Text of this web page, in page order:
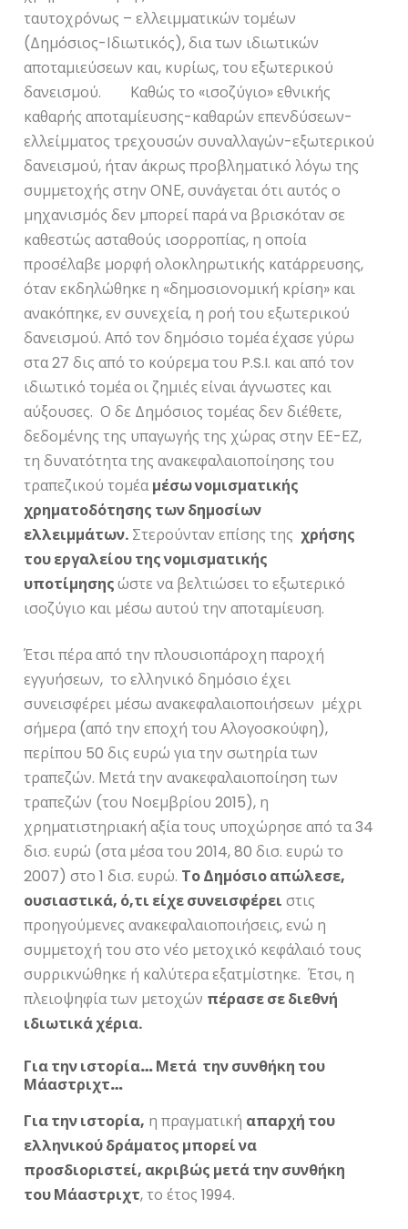
ταυτοχρόνως – ελλειμματικών τομέων
(Δημόσιος-Ιδιωτικός), δια των ιδιωτικών
αποταμιεύσεων και, κυρίως, του εξωτερικού
δανεισμού. Καθώς το «ισοζύγιο» εθνικής
καθαρής αποταμίευσης-καθαρών επενδύσεων-
ελλείμματος τρεχουσών συναλλαγών-εξωτερικού
δανεισμού, ήταν άκρως προβληματικό λόγω της
συμμετοχής στην ΟΝΕ, συνάγεται ότι αυτός ο
μηχανισμός δεν μπορεί παρά να βρισκόταν σε
καθεστώς ασταθούς ισορροπίας, η οποία
προσέλαβε μορφή ολοκληρωτικής κατάρρευσης,
όταν εκδηλώθηκε η «δημοσιονομική κρίση» και
ανακόπηκε, εν συνεχεία, η ροή του εξωτερικού
δανεισμού. Από τον δημόσιο τομέα έχασε γύρω
στα 27 δις από το κούρεμα του P.S.I. και από τον
ιδιωτικό τομέα οι ζημιές είναι άγνωστες και
αύξουσες. Ο δε Δημόσιος τομέας δεν διέθετε,
δεδομένης της υπαγωγής της χώρας στην ΕΕ-ΕΖ,
τη δυνατότητα της ανακεφαλαιοποίησης του
τραπεζικού τομέαμέσω νομισματικής
χρηματοδότησης των δημοσίων
ελλειμμάτων. Στερούνταν επίσης της χρήσης
του εργαλείου της νομισματικής
υποτίμησηςώστε να βελτιώσει το εξωτερικό
ισοζύγιο και μέσω αυτού την αποταμίευση.
Έτσι πέρα από την πλουσιοπάροχη παροχή
εγγυήσεων, το ελληνικό δημόσιο έχει
συνεισφέρει μέσω ανακεφαλαιοποιήσεων μέχρι
σήμερα (από την εποχή του Αλογοσκούφη),
περίπου 50 δις ευρώ για την σωτηρία των
τραπεζών. Μετά την ανακεφαλαιοποίηση των
τραπεζών (του Νοεμβρίου 2015), η
χρηματιστηριακή αξία τους υποχώρησε από τα 34
δισ. ευρώ (στα μέσα του 2014, 80 δισ. ευρώ το
2007) στο 1 δισ. ευρώ. Το Δημόσιο απώλεσε,
ουσιαστικά, ό,τι είχε συνεισφέρει στις
προηγούμενες ανακεφαλαιοποιήσεις, ενώ η
συμμετοχή του στο νέο μετοχικό κεφάλαιό τους
συρρικνώθηκε ή καλύτερα εξατμίστηκε. Έτσι, η
πλειοψηφία των μετοχών πέρασε σε διεθνή
ιδιωτικά χέρια.
Για την ιστορία… Μετά την συνθήκη του
Μάαστριχτ…
Για την ιστορία, η πραγματική απαρχή του
ελληνικού δράματος μπορεί να
προσδιοριστεί, ακριβώς μετά την συνθήκη
του Μάαστριχτ, το έτος 1994.